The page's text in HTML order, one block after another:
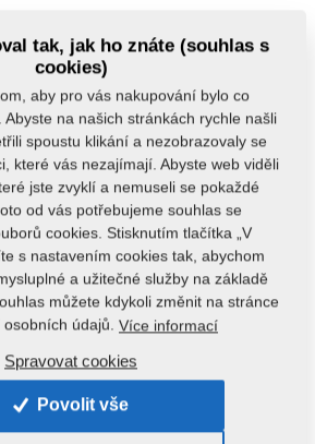
- mastný prach – postupuje bez
semena, jádra a jejich úlomky,
– prochází přes aspiraci v proudu
odsáty slupky do cyklonu I. Zbytek
na lisování.
celá semena a velké slupky –
v proudu vzduchu, kde jsou
cyklonu I. Zbytek po aspiraci
nejjednodušší, a proto nedosahuje
(zde není možno očekávat dosažení
parametru obsahu vlákniny ve
tak, jak ho znáte (souhlas s
cookies)
aby pro vás nakupování bylo co
Abyste na našich stránkách rychle našli
spoustu klikání a nezobrazovaly se
které vás nezajímají. Abyste web viděli
jste zvyklí a nemuseli se pokaždé
od vás potřebujeme souhlas se
cookies. Stisknutím tlačítka „V
s nastavením cookies tak, abychom
a užitečné služby na základě
můžete kdykoli změnit na stránce
údajů. Více informací
Spravovat cookies
Povolit vše